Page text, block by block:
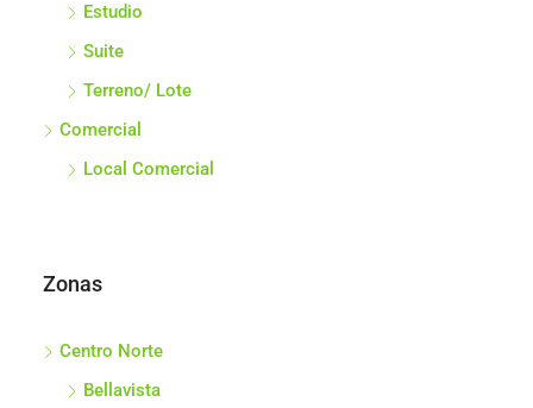
Estudio
Suite
Terreno/ Lote
Comercial
Local Comercial
Zonas
Centro Norte
Bellavista